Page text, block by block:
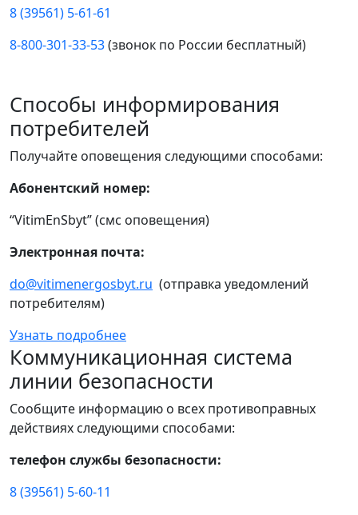
8 (39561) 5-61-61
8-800-301-33-53(звонок по России бесплатный)
Способы информирования
потребителей
Получайте оповещения следующими способами:
Абонентский номер:
“VitimEnSbyt” (смс оповещения)
Электронная почта:
do@vitimenergosbyt.ru (отправка уведомлений
потребителям)
Узнать подробнее
Коммуникационная система
линии безопасности
Сообщите информацию о всех противоправных
действиях следующими способами:
телефон службы безопасности:
8 (39561) 5-60-11